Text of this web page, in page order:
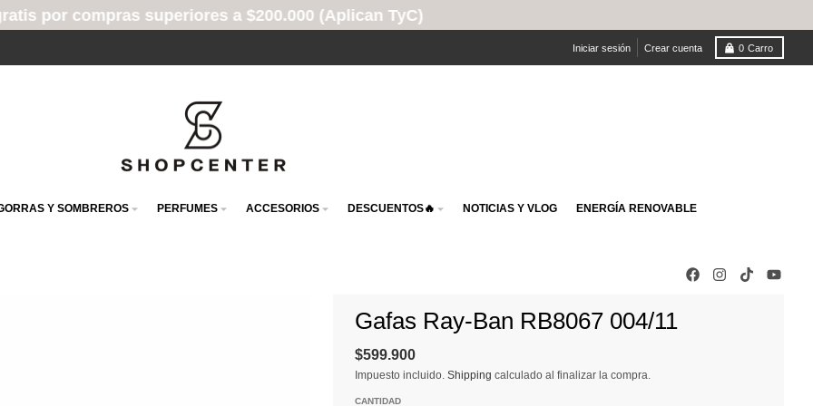
superiores a $200.000 (Aplican TyC)
Iniciar sesión Crear cuenta 0 Carro
Y SOMBREROS PERFUMES ACCESORIOS DESCUENTOS🔥 NOTICIAS Y VLOG ENERGÍA RENOVABLE
Gafas Ray-Ban RB8067 004/11
$599.900
Impuesto incluido.Shipping calculado al finalizar la compra.
CANTIDAD